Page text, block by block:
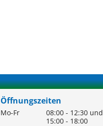
Öffnungszeiten
Mo-Fr 08:00- 12:30und
15:00- 18:00